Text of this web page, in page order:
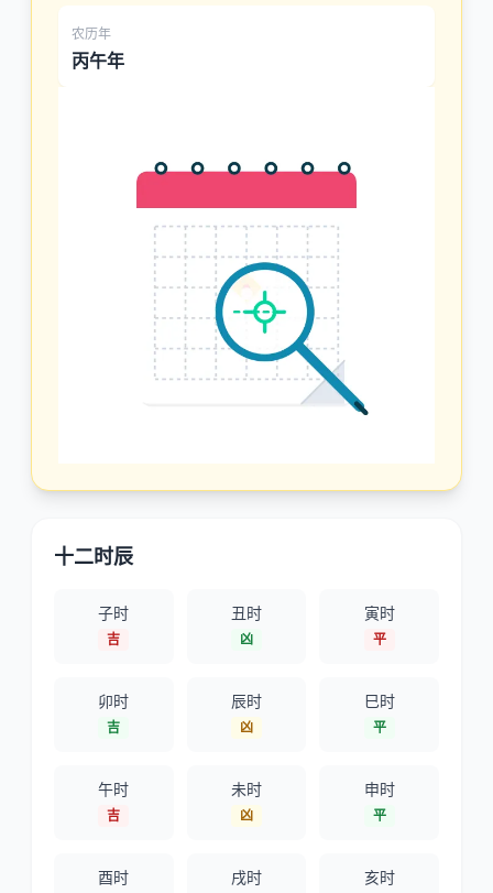
农历年
丙午年
十二时辰
子时
吉
丑时
凶
寅时
平
卯时
吉
辰时
凶
巳时
平
午时
吉
未时
凶
申时
平
酉时 戌时 亥时